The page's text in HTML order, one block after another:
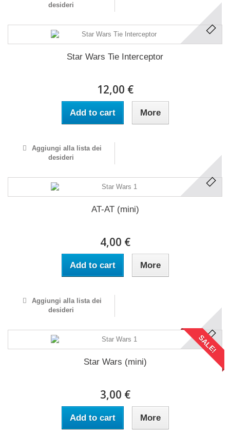
desideri
Star Wars Tie Interceptor
12,00 €
Add to cart More
Aggiungi alla lista dei
desideri
AT-AT (mini)
4,00 €
Add to cart More
Aggiungi alla lista dei
desideri
SALE!
Star Wars (mini)
3,00 €
Add to cart More